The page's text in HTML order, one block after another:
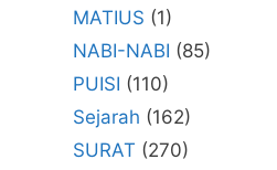
MATIUS (1)
NABI-NABI (85)
PUISI (110)
Sejarah (162)
SURAT (270)